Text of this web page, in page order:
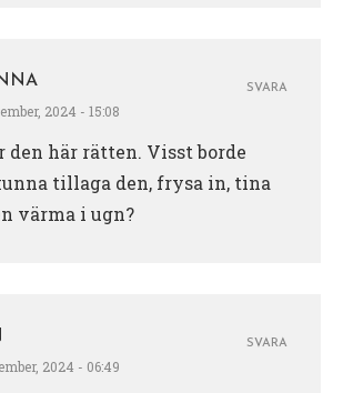
2024 - 15:08
den här rätten. Visst borde
tillaga den, frysa in, tina
värma i ugn?
SVARA
2024 - 06:49
SVARA